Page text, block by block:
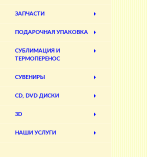
ЗАПЧАСТИ
ПОДАРОЧНАЯ УПАКОВКА
СУБЛИМАЦИЯ И
ТЕРМОПЕРЕНОС
СУВЕНИРЫ
CD, DVD ДИСКИ
3D
НАШИ УСЛУГИ